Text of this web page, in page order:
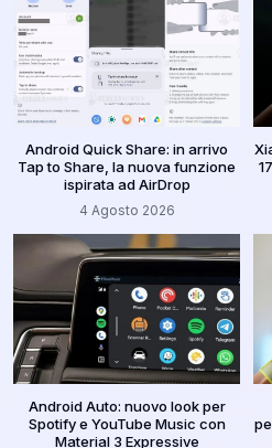
Android Quick Share: in arrivo
Tap to Share, la nuova funzione
ispirata ad AirDrop
4 Agosto 2026
Android Auto: nuovo look per
Spotify e YouTube Music con
Material 3 Expressive